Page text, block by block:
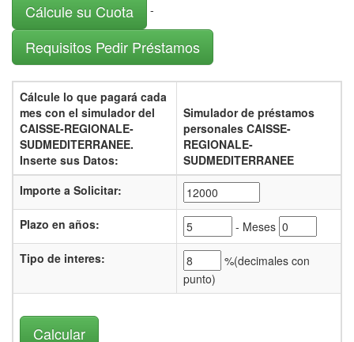
Cálcule su Cuota -
Requisitos Pedir Préstamos
Cálcule lo que pagará cada
mes con el simulador del
CAISSE-REGIONALE-
SUDMEDITERRANEE.
Inserte sus Datos:
Simulador de préstamos
personales CAISSE-
REGIONALE-
SUDMEDITERRANEE
Importe a Solicitar:
Plazo en años:
- Meses
Tipo de interes: %(decimales con
punto)